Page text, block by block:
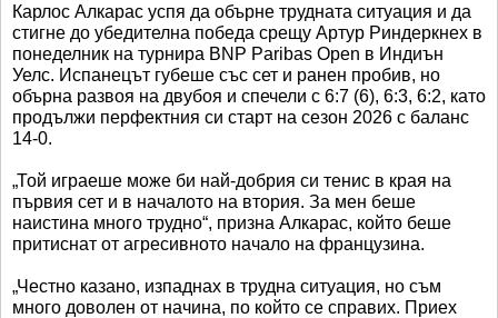
Карлос Алкарас успя да обърне трудната ситуация и да
стигне до убедителна победа срещу Артур Риндеркнех в
понеделник на турнира BNP Paribas Open в Индиън
Уелс. Испанецът губеше със сет и ранен пробив, но
обърна развоя на двубоя и спечели с 6:7 (6), 6:3, 6:2, като
продължи перфектния си старт на сезон 2026 с баланс
14-0.
„Той играеше може би най-добрия си тенис в края на
първия сет и в началото на втория. За мен беше
наистина много трудно“, призна Алкарас, който беше
притиснат от агресивното начало на французина.
„Честно казано, изпаднах в трудна ситуация, но съм
много доволен от начина, по който се справих. Приех